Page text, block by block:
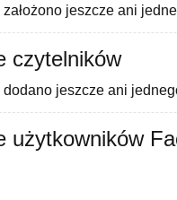
jeszcze ani
czytelników
jeszcze ani
użytkowników